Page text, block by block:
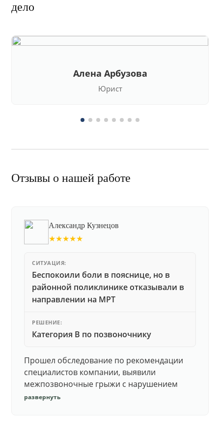
дело
Алена Арбузова
Юрист
Отзывы о нашей работе
Александр Кузнецов
★★★★★
СИТУАЦИЯ:
Беспокоили боли в пояснице, но в
районной поликлинике отказывали в
направлении на МРТ
РЕШЕНИЕ:
Категория В по позвоночнику
Прошел обследование по рекомендации
специалистов компании, выявили
межпозвоночные грыжи с нарушением
функций. Юристы подготовили документы,
развернуть